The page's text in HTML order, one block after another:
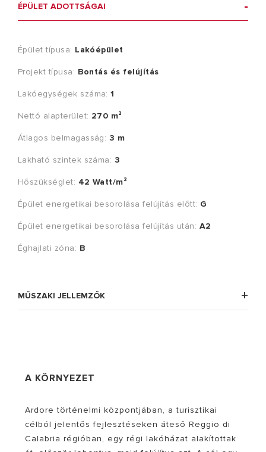
ÉPÜLET ADOTTSÁGAI
Épület típusa: Lakóépület
Projekt típusa: Bontás és felújítás
Lakóegységek száma: 1
Nettó alapterület: 270 m²
Átlagos belmagasság: 3 m
Lakható szintek száma: 3
Hőszükséglet: 42 Watt/m²
Épület energetikai besorolása felújítás előtt: G
Épület energetikai besorolása felújítás után: A2
Éghajlati zóna: B
MŰSZAKI JELLEMZŐK
A KÖRNYEZET
Ardore történelmi központjában, a turisztikai
célból jelentős fejlesztéseken áteső Reggio di
Calabria régióban, egy régi lakóházat alakítottak